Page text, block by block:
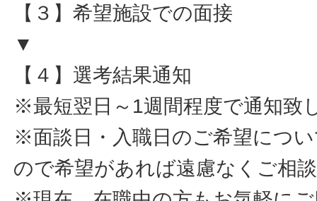
【３】希望施設での面接
▼
【４】選考結果通知
※最短翌日～1週間程度で通知致
※面談日・入職日のご希望につ
ので希望があれば遠慮なくご相